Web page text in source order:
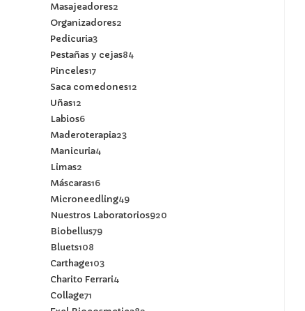
Masajeadores2
Organizadores2
Pedicuria3
Pestañas y cejas84
Pinceles17
Saca comedones12
Uñas12
Labios6
Maderoterapia23
Manicuria4
Limas2
Máscaras16
Microneedling49
Nuestros Laboratorios920
Biobellus79
Bluets108
Carthage103
Charito Ferrari4
Collage71